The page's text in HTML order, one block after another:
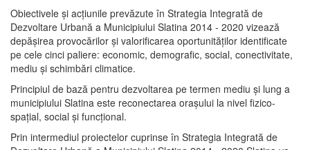
Obiectivele şi acţiunile prevăzute în Strategia Integrată de
Dezvoltare Urbană a Municipiului Slatina 2014 - 2020 vizează
depășirea provocărilor şi valorificarea oportunităţilor identificate
pe cele cinci paliere: economic, demografic, social, conectivitate,
mediu şi schimbări climatice.
Principiul de bază pentru dezvoltarea pe termen mediu şi lung a
municipiului Slatina este reconectarea oraşului la nivel fizico-
spaţial, social şi funcţional.
Prin intermediul proiectelor cuprinse în Strategia Integrată de